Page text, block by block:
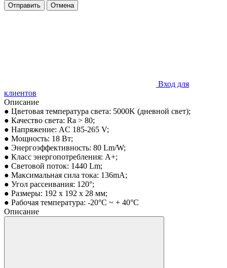
Отправить Отмена
Вход для
клиентов
Описание
● Цветовая температура света: 5000K (дневной свет);
● Качество света: Ra > 80;
● Напряжение: AC 185-265 V;
● Мощность: 18 Вт;
● Энергоэффективность: 80 Lm/W;
● Класс энергопотребления: А+;
● Световой поток: 1440 Lm;
● Максимальная сила тока: 136mA;
● Угол рассеивания: 120°;
● Размеры: 192 x 192 x 28 мм;
● Рабочая температура: -20°C ~ + 40°С
Описание